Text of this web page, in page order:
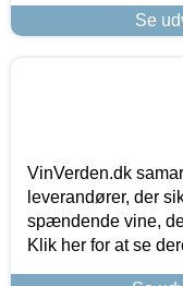
Se
VinVerden.dk
leverandører, der
spændende vine,
Klik her for at se